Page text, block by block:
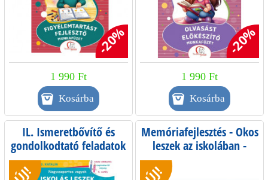
-20%
1 990 Ft
-20%
1 990 Ft
IL. Ismeretbővítő és
gondolkodtató feladatok
- Iskola-előkészítés
szeptembertől májusig -
ÚJ!
Memóriafejlesztés - Okos
leszek az iskolában -
Memóriafejlesztés
óvodában, iskolában
ÚJ!